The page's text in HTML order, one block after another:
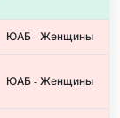
ЮАБ - Женщины
ЮАБ - Женщины